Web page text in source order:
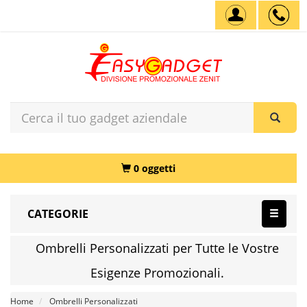
0 oggetti
CATEGORIE
Ombrelli Personalizzati per Tutte le Vostre
Esigenze Promozionali.
Home Ombrelli Personalizzati